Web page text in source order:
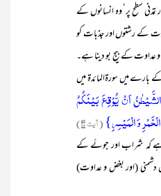
سطح پر‘ وہ انسانوں کے
کے رشتوں اور جذبات کو
کے بیج بو دینا ہے۔
میں سورۃالمائدۃ میں
اَنۡ یُّوۡقِعَ بَیۡنَکُمُ
وَ الۡمَیۡسِرِ}(آیت ۹۱)
ہے کہ شراب اور جوئے کے
دشمنی (اور بغض و عداوت)